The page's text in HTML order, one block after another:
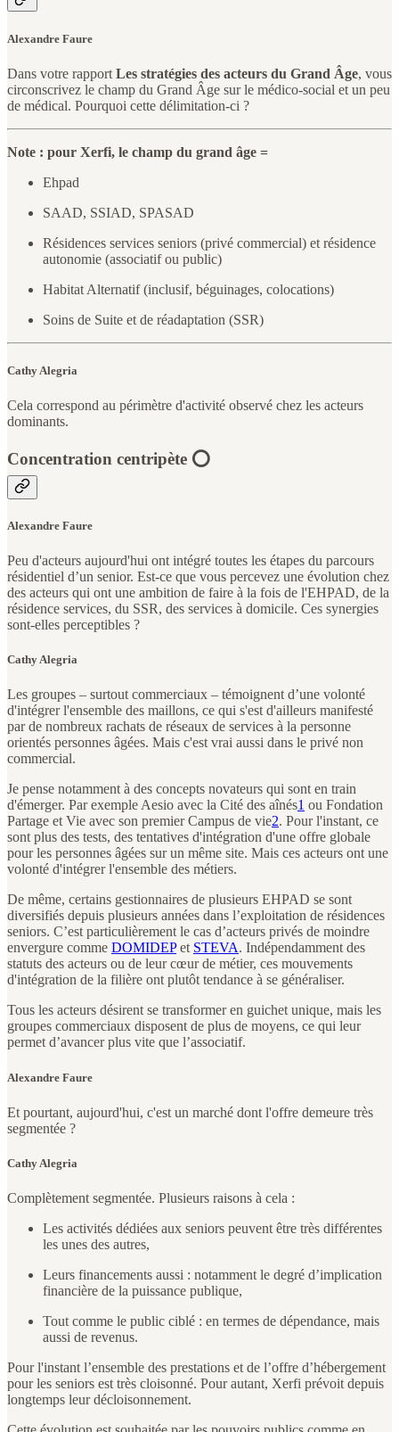
Alexandre Faure
Dans votre rapport Les stratégies des acteurs du Grand Âge, vous
circonscrivez le champ du Grand Âge sur le médico-social et un peu
de médical. Pourquoi cette délimitation-ci ?
Note : pour Xerfi, le champ du grand âge =
Ehpad
SAAD, SSIAD, SPASAD
Résidences services seniors (privé commercial) et résidence
autonomie (associatif ou public)
Habitat Alternatif (inclusif, béguinages, colocations)
Soins de Suite et de réadaptation (SSR)
Cathy Alegria
Cela correspond au périmètre d'activité observé chez les acteurs
dominants.
Concentration centripète ⭕
Alexandre Faure
Peu d'acteurs aujourd'hui ont intégré toutes les étapes du parcours
résidentiel d’un senior. Est-ce que vous percevez une évolution chez
des acteurs qui ont une ambition de faire à la fois de l'EHPAD, de la
résidence services, du SSR, des services à domicile. Ces synergies
sont-elles perceptibles ?
Cathy Alegria
Les groupes – surtout commerciaux – témoignent d’une volonté
d'intégrer l'ensemble des maillons, ce qui s'est d'ailleurs manifesté
par de nombreux rachats de réseaux de services à la personne
orientés personnes âgées. Mais c'est vrai aussi dans le privé non
commercial.
Je pense notamment à des concepts novateurs qui sont en train
d'émerger. Par exemple Aesio avec la Cité des aînés1 ou Fondation
Partage et Vie avec son premier Campus de vie2. Pour l'instant, ce
sont plus des tests, des tentatives d'intégration d'une offre globale
pour les personnes âgées sur un même site. Mais ces acteurs ont une
volonté d'intégrer l'ensemble des métiers.
De même, certains gestionnaires de plusieurs EHPAD se sont
diversifiés depuis plusieurs années dans l’exploitation de résidences
seniors. C’est particulièrement le cas d’acteurs privés de moindre
envergure comme DOMIDEPet STEVA. Indépendamment des
statuts des acteurs ou de leur cœur de métier, ces mouvements
d'intégration de la filière ont plutôt tendance à se généraliser.
Tous les acteurs désirent se transformer en guichet unique, mais les
groupes commerciaux disposent de plus de moyens, ce qui leur
permet d’avancer plus vite que l’associatif.
Alexandre Faure
Et pourtant, aujourd'hui, c'est un marché dont l'offre demeure très
segmentée ?
Cathy Alegria
Complètement segmentée. Plusieurs raisons à cela :
Les activités dédiées aux seniors peuvent être très différentes
les unes des autres,
Leurs financements aussi : notamment le degré d’implication
financière de la puissance publique,
Tout comme le public ciblé : en termes de dépendance, mais
aussi de revenus.
Pour l'instant l’ensemble des prestations et de l’offre d’hébergement
pour les seniors est très cloisonné. Pour autant, Xerfi prévoit depuis
longtemps leur décloisonnement.